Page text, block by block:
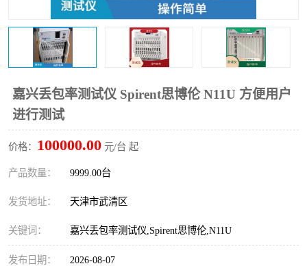
嘉兴丢包率测试仪 Spirent思博伦 N11U 方便用户
进行测试
价格： 100000.00 元/台 起
产品数量： 9999.00台
发货地址： 天津市武清区
关键词： 嘉兴丢包率测试仪,Spirent思博伦,N11U
发布日期： 2026-08-07